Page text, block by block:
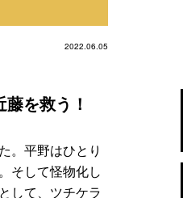
2022.06.05
を救う！
。平野はひとり
そして怪物化し
して、ツチケラ